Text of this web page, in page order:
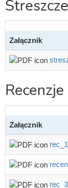
Załącznik
Recenzje
Załącznik